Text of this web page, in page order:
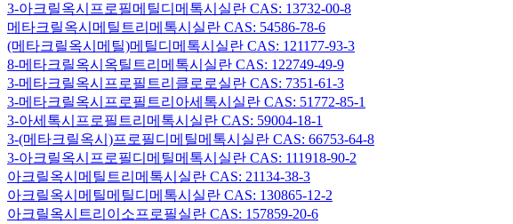
3-아크릴옥시프로필메틸디메톡시실란 CAS: 13732-00-8
메타크릴옥시메틸트리메톡시실란 CAS: 54586-78-6
(메타크릴옥시메틸)메틸디메톡시실란 CAS: 121177-93-3
8-메타크릴옥시옥틸트리메톡시실란 CAS: 122749-49-9
3-메타크릴옥시프로필트리클로로실란 CAS: 7351-61-3
3-메타크릴옥시프로필트리아세톡시실란 CAS: 51772-85-1
3-아세톡시프로필트리메톡시실란 CAS: 59004-18-1
3-(메타크릴옥시)프로필디메틸메톡시실란 CAS: 66753-64-8
3-아크릴옥시프로필디메틸메톡시실란 CAS: 111918-90-2
아크릴옥시메틸트리메톡시실란 CAS: 21134-38-3
아크릴옥시메틸메틸디메톡시실란 CAS: 130865-12-2
아크릴옥시트리이소프로필실란 CAS: 157859-20-6